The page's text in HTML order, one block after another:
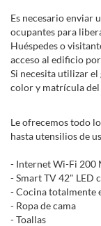
Es necesario enviar
ocupantes para
Huéspedes o
acceso al edificio
Si necesita utilizar
color y matrícula
Le ofrecemos todo
hasta utensilios de
- Internet Wi-Fi 200
- Smart TV 42" LED
- Cocina totalmente
- Ropa de cama
- Toallas